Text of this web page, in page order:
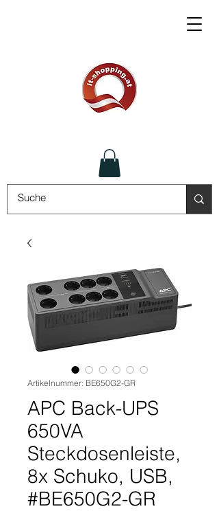
Artikelnummer: BE650G2-GR
APC Back-UPS
650VA
Steckdosenleiste,
8x Schuko, USB,
#BE650G2-GR